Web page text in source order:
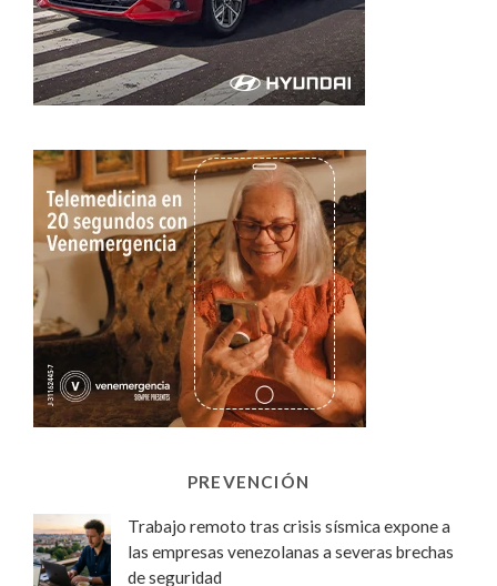
PREVENCIÓN
Trabajo remoto tras crisis sísmica expone a
las empresas venezolanas a severas brechas
de seguridad